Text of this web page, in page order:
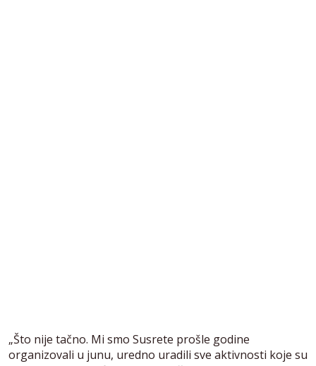
„Što nije tačno. Mi smo Susrete prošle godine
organizovali u junu, uredno uradili sve aktivnosti koje su